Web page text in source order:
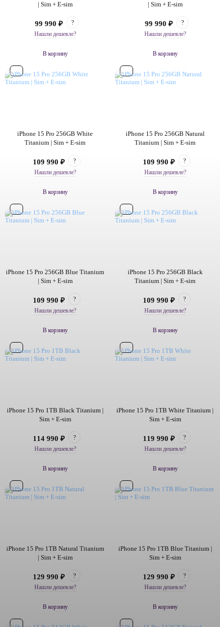
| Sim + E-sim
99 990 ₽ ?
Нашли дешевле?
В корзину
| Sim + E-sim
99 990 ₽ ?
Нашли дешевле?
В корзину
iPhone 15 Pro 256GB White
Titanium | Sim + E-sim
109 990 ₽ ?
Нашли дешевле?
В корзину
iPhone 15 Pro 256GB Natural
Titanium | Sim + E-sim
109 990 ₽ ?
Нашли дешевле?
В корзину
iPhone 15 Pro 256GB Blue Titanium
| Sim + E-sim
109 990 ₽ ?
Нашли дешевле?
В корзину
iPhone 15 Pro 256GB Black
Titanium | Sim + E-sim
109 990 ₽ ?
Нашли дешевле?
В корзину
iPhone 15 Pro 1TB Black Titanium |
Sim + E-sim
114 990 ₽ ?
Нашли дешевле?
В корзину
iPhone 15 Pro 1TB White Titanium |
Sim + E-sim
119 990 ₽ ?
Нашли дешевле?
В корзину
iPhone 15 Pro 1TB Natural Titanium
| Sim + E-sim
129 990 ₽ ?
Нашли дешевле?
В корзину
iPhone 15 Pro 1TB Blue Titanium |
Sim + E-sim
129 990 ₽ ?
Нашли дешевле?
В корзину